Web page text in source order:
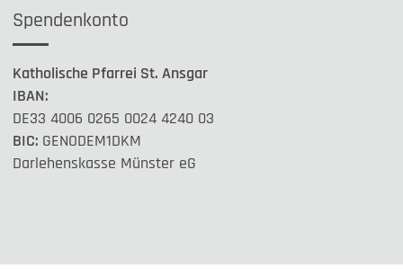
Spendenkonto
Katholische Pfarrei St. Ansgar
IBAN:
DE33 4006 0265 0024 4240 03
BIC: GENODEM1DKM
Darlehenskasse Münster eG